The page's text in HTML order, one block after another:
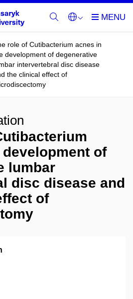
role of Cutibacterium acnes in
development of degenerative
intervertebral disc disease
the clinical effect of
of
lumbar
disc disease and
of